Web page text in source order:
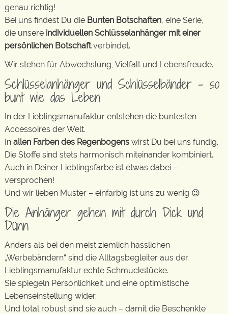
genau richtig!
Bei uns findest Du die Bunten Botschaften , eine Serie,
die unsere individuellen Schlüsselanhänger mit einer
persönlichen Botschaftverbindet.
Wir stehen für Abwechslung, Vielfalt und Lebensfreude.
Schlüsselanhänger und Schlüsselbänder – so
bunt wie das Leben
In der Lieblingsmanufaktur entstehen die buntesten
Accessoires der Welt.
In allen Farben des Regenbogens wirst Du bei uns fündig.
Die Stoffe sind stets harmonisch miteinander kombiniert.
Auch in Deiner Lieblingsfarbe ist etwas dabei –
versprochen!
Und wir lieben Muster – einfarbig ist uns zu wenig 😉
Die Anhänger gehen mit durch Dick und
Dünn
Anders als bei den meist ziemlich hässlichen
„Werbebändern“ sind die Alltagsbegleiter aus der
Lieblingsmanufaktur echte Schmuckstücke.
Sie spiegeln Persönlichkeit und eine optimistische
Lebenseinstellung wider.
Und total robust sind sie auch – damit die Beschenkte